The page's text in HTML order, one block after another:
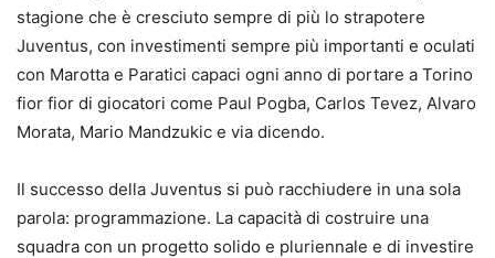
stagione che è cresciuto sempre di più lo strapotere
Juventus, con investimenti sempre più importanti e oculati
con Marotta e Paratici capaci ogni anno di portare a Torino
fior fior di giocatori come Paul Pogba, Carlos Tevez, Alvaro
Morata, Mario Mandzukic e via dicendo.
Il successo della Juventus si può racchiudere in una sola
parola: programmazione. La capacità di costruire una
squadra con un progetto solido e pluriennale e di investire